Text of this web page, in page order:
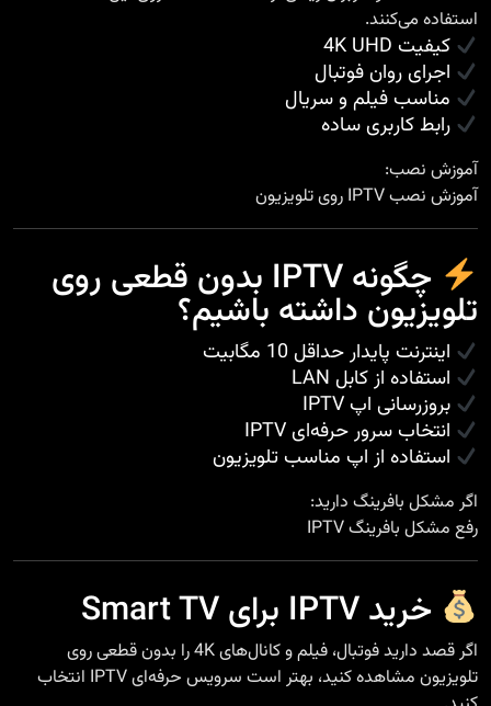
استفاده می‌کنند.
کیفیت 4K UHD
اجرای روان فوتبال
مناسب فیلم و سریال
رابط کاربری ساده
آموزش نصب:
آموزش نصب IPTV روی تلویزیون
چگونه IPTV بدون قطعی روی
تلویزیون داشته باشیم؟
اینترنت پایدار حداقل 10 مگابیت
استفاده از کابل LAN
بروزرسانی اپ IPTV
انتخاب سرور حرفه‌ای IPTV
استفاده از اپ مناسب تلویزیون
اگر مشکل بافرینگ دارید:
رفع مشکل بافرینگ IPTV
خرید IPTV برای Smart TV
اگر قصد دارید فوتبال، فیلم و کانال‌های 4K را بدون قطعی روی
تلویزیون مشاهده کنید، بهتر است سرویس حرفه‌ای IPTV انتخاب